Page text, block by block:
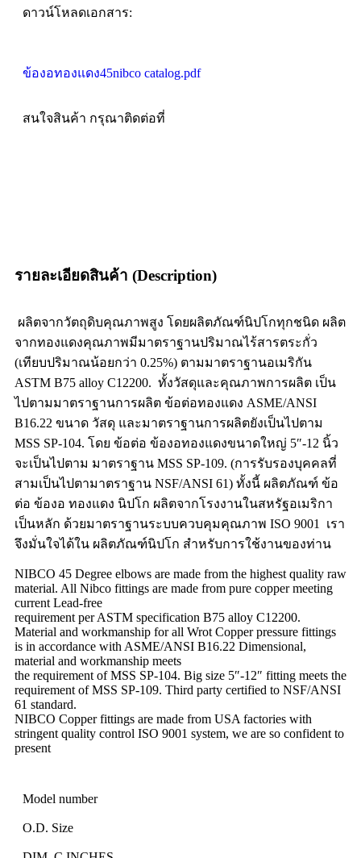
ดาวน์โหลดเอกสาร:
ข้องอทองแดง45nibco catalog.pdf
สนใจสินค้า กรุณาติดต่อที่
รายละเอียดสินค้า (Description)
ผลิตจากวัตถุดิบคุณภาพสูง โดยผลิตภัณฑ์นิปโกทุกชนิด ผลิต
จากทองแดงคุณภาพมีมาตราฐานปริมาณไร้สารตระกั่ว
(เทียบปริมาณน้อยกว่า 0.25%) ตามมาตราฐานอเมริกัน
ASTM B75 alloy C12200. ทั้งวัสดุและคุณภาพการผลิต เป็น
ไปตามมาตราฐานการผลิต ข้อต่อทองแดง ASME/ANSI
B16.22 ขนาด วัสดุ และมาตราฐานการผลิตยังเป็นไปตาม
MSS SP-104. โดย ข้อต่อ ข้องอทองแดงขนาดใหญ่ 5″-12 นิ้ว
จะเป็นไปตาม มาตราฐาน MSS SP-109. (การรับรองบุคคลที่
สามเป็นไปตามาตราฐาน NSF/ANSI 61) ทั้งนี้ ผลิตภัณฑ์ ข้อ
ต่อ ข้องอ ทองแดง นิปโก ผลิตจากโรงงานในสหรัฐอเมริกา
เป็นหลัก ด้วยมาตราฐานระบบควบคุมคุณภาพ ISO 9001 เรา
จึงมั่นใจได้ใน ผลิตภัณฑ์นิปโก สำหรับการใช้งานของท่าน
NIBCO 45 Degree elbows are made from the highest quality raw
material. All Nibco fittings are made from pure copper meeting
current Lead-free
requirement per ASTM specification B75 alloy C12200.
Material and workmanship for all Wrot Copper pressure fittings
is in accordance with ASME/ANSI B16.22 Dimensional,
material and workmanship meets
the requirement of MSS SP-104. Big size 5″-12″ fitting meets the
requirement of MSS SP-109. Third party certified to NSF/ANSI
61 standard.
NIBCO Copper fittings are made from USA factories with
stringent quality control ISO 9001 system, we are so confident to
present
Model number
O.D. Size